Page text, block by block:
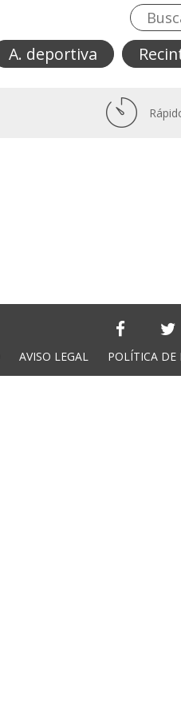
A. deportiva
AVISO LEGAL POLÍTICA DE